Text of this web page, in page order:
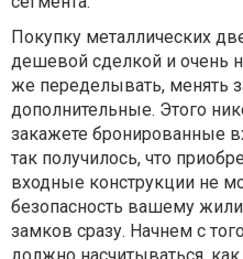
Покупку металлических
дешевой сделкой и очень
же переделывать, менять
дополнительные. Этого
закажете бронированные
так получилось, что
входные конструкции не
безопасность вашему
замков сразу. Начнем с